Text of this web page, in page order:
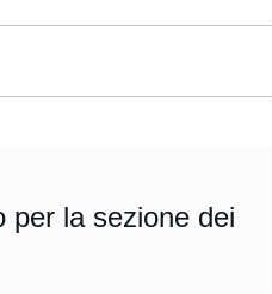
per la sezione dei